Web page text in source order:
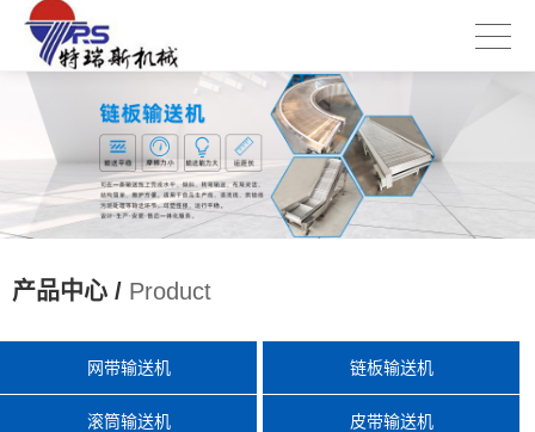
产品中心 / Product
网带输送机 链板输送机
滚筒输送机 皮带输送机